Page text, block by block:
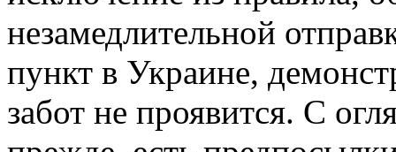
незамедлительной
пункт в Украине,
забот не проявится. С